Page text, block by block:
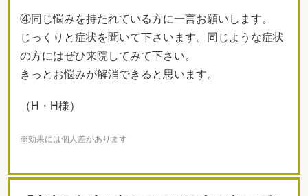
④同じ悩みを持たれている方に一言お願いします。
じっくりと症状を聞いて下さいます。同じような症状
の方にはぜひ来院してみて下さい。
きっとお悩みが解消できると思います。
（H・H様）
※効果には個人差があります